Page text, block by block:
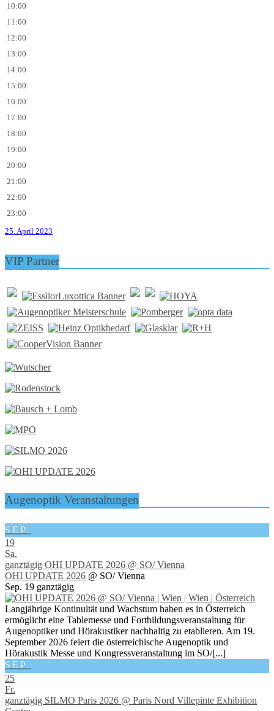
10:00
11:00
12:00
13:00
14:00
15:00
16:00
17:00
18:00
19:00
20:00
21:00
22:00
23:00
25. April 2023
VIP Partner
Augenoptik Veranstaltungen
SEP.
19
Sa.
ganztägig OHI UPDATE 2026 @ SO/ Vienna
OHI UPDATE 2026 @ SO/ Vienna
Sep. 19 ganztägig
Langjährige Kontinuität und Wachstum haben es in Österreich
ermöglicht eine Tablemesse und Fortbildungsveranstaltung für
Augenoptiker und Hörakustiker nachhaltig zu etablieren. Am 19.
September 2026 feiert die österreichische Augenoptik und
Hörakustik Messe und Kongressveranstaltung im SO/[...]
SEP.
25
Fr.
ganztägig SILMO Paris 2026 @ Paris Nord Villepinte Exhibition